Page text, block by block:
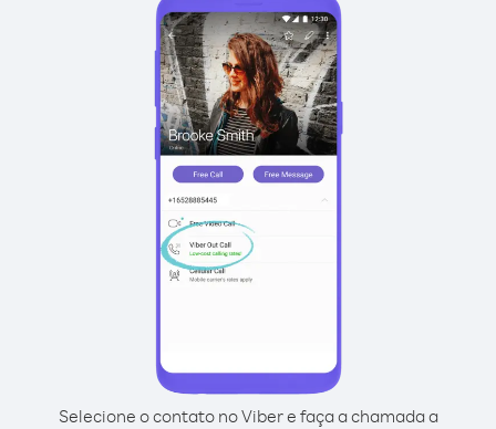
Selecione o contato no Viber e faça a chamada a